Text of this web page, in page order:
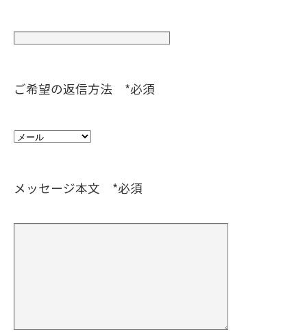
ご希望の返信方法 *必須
メッセージ本文 *必須